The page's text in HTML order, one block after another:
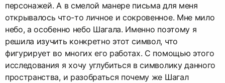
персонажей. А в смелой манере письма для меня
открывалось что-то личное и сокровенное. Мне мило
небо, а особенно небо Шагала. Именно поэтому я
решила изучить конкретно этот символ, что
фигурирует во многих его работах. С помощью этого
исследования я хочу углубиться в символику данного
пространства, и разобраться почему же Шагал